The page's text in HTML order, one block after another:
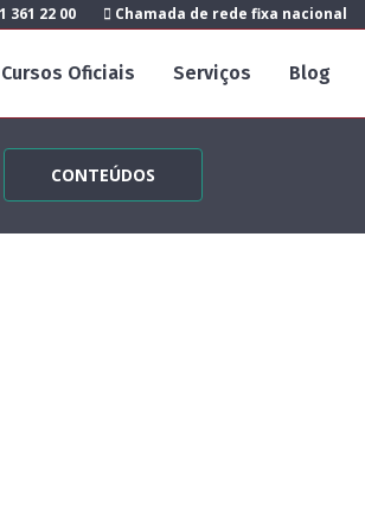
361 22 00 Chamada de rede fixa nacional
Cursos Oficiais Serviços Blog
CONTEÚDOS